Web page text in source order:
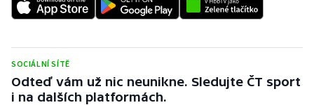
SOCIÁLNÍ SÍTĚ
Odteď vám už nic neunikne. Sledujte ČT sport
i na dalších platformách.